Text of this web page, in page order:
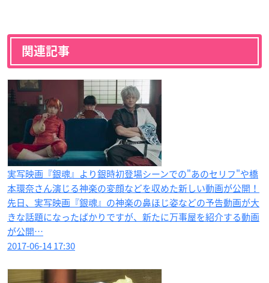
関連記事
実写映画『銀魂』より銀時初登場シーンでの"あのセリフ"や橋
本環奈さん演じる神楽の変顔などを収めた新しい動画が公開！
先日、実写映画『銀魂』の神楽の鼻ほじ姿などの予告動画が大
きな話題になったばかりですが、新たに万事屋を紹介する動画
が公開…
2017-06-14 17:30